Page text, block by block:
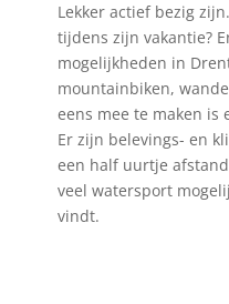
Lekker actief bezig
tijdens zijn vakantie?
mogelijkheden in
mountainbiken,
eens mee te maken is
Er zijn belevings- en
een half uurtje
veel watersport
vindt.